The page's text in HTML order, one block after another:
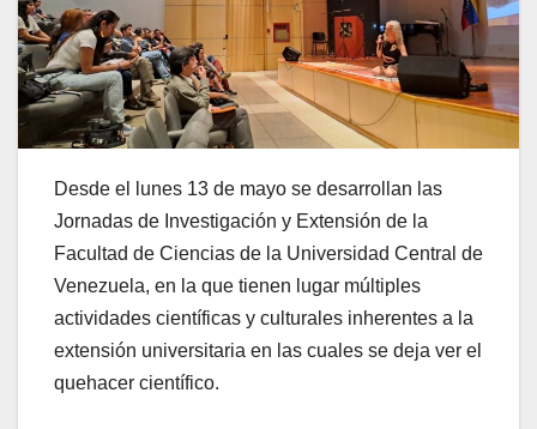
Desde el lunes 13 de mayo se desarrollan las
Jornadas de Investigación y Extensión de la
Facultad de Ciencias de la Universidad Central de
Venezuela, en la que tienen lugar múltiples
actividades científicas y culturales inherentes a la
extensión universitaria en las cuales se deja ver el
quehacer científico.